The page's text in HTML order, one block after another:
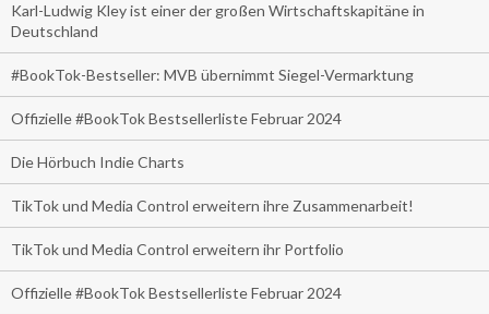
Karl-Ludwig Kley ist einer der großen Wirtschaftskapitäne in
Deutschland
#BookTok-Bestseller: MVB übernimmt Siegel-Vermarktung
Offizielle #BookTok Bestsellerliste Februar 2024
Die Hörbuch Indie Charts
TikTok und Media Control erweitern ihre Zusammenarbeit!
TikTok und Media Control erweitern ihr Portfolio
Offizielle #BookTok Bestsellerliste Februar 2024